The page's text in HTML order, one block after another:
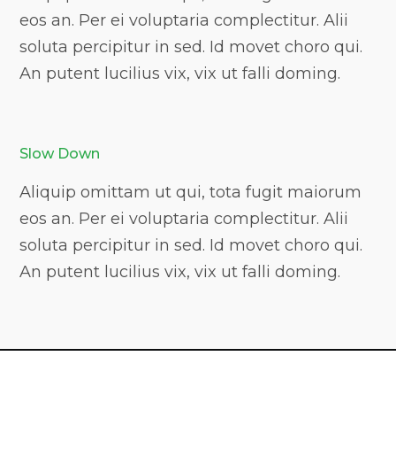
eos an. Per ei voluptaria complectitur. Alii
soluta percipitur in sed. Id movet choro qui.
An putent lucilius vix, vix ut falli doming.
Slow Down
Aliquip omittam ut qui, tota fugit maiorum
eos an. Per ei voluptaria complectitur. Alii
soluta percipitur in sed. Id movet choro qui.
An putent lucilius vix, vix ut falli doming.